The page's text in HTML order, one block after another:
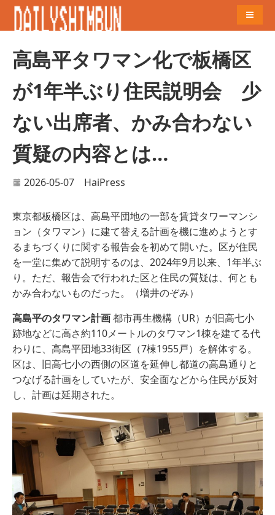
高島平タワマン化で板橋区
が1年半ぶり住民説明会 少
ない出席者、かみ合わない
質疑の内容とは…
2026-05-07 HaiPress
東京都板橋区は、高島平団地の一部を賃貸タワーマンシ
ョン（タワマン）に建て替える計画を機に進めようとす
るまちづくりに関する報告会を初めて開いた。区が住民
を一堂に集めて説明するのは、2024年9月以来、1年半ぶ
り。ただ、報告会で行われた区と住民の質疑は、何とも
かみ合わないものだった。（増井のぞみ）
高島平のタワマン計画都市再生機構（UR）が旧高七小
跡地などに高さ約110メートルのタワマン1棟を建てる代
わりに、高島平団地33街区（7棟1955戸）を解体する。
区は、旧高七小の西側の区道を延伸し都道の高島通りと
つなげる計画をしていたが、安全面などから住民が反対
し、計画は延期された。